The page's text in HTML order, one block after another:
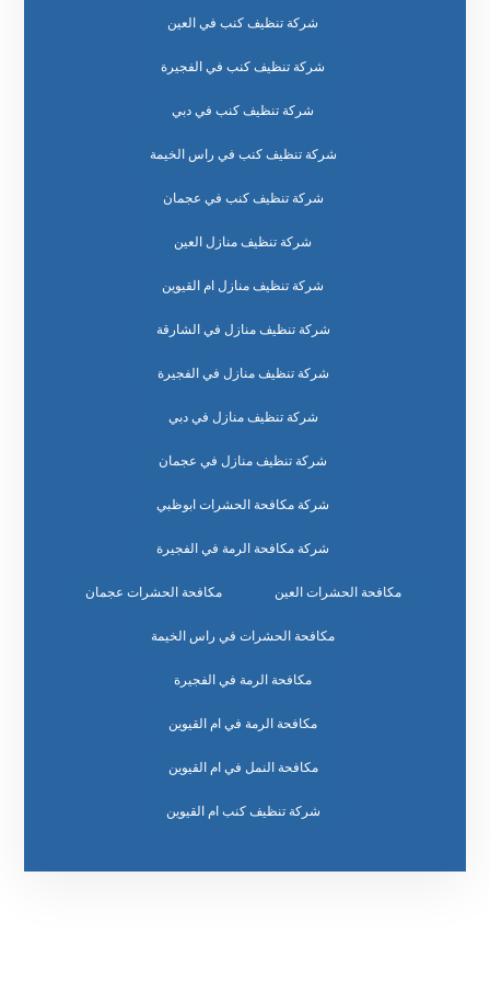
شركة تنظيف كنب في العين
شركة تنظيف كنب في الفجيرة
شركة تنظيف كنب في دبي
شركة تنظيف كنب في راس الخيمة
شركة تنظيف كنب في عجمان
شركة تنظيف منازل العين
شركة تنظيف منازل ام القيوين
شركة تنظيف منازل في الشارقة
شركة تنظيف منازل في الفجيرة
شركة تنظيف منازل في دبي
شركة تنظيف منازل في عجمان
شركة مكافحة الحشرات ابوظبي
شركة مكافحة الرمة في الفجيرة
مكافحة الحشرات العين مكافحة الحشرات عجمان
مكافحة الحشرات في راس الخيمة
مكافحة الرمة في الفجيرة
مكافحة الرمة في ام القيوين
مكافحة النمل في ام القيوين